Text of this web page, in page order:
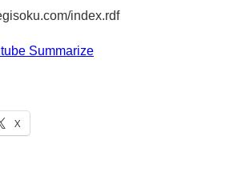
index.rdf
Summarize
X